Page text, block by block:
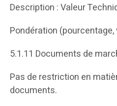
Description : Valeur
Pondération
5.1.11 Documents de
Pas de restriction en
documents.